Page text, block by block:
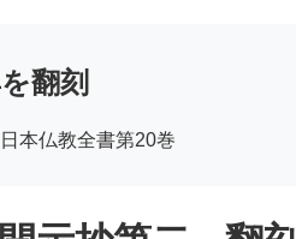
翻刻
本仏教全書第20巻